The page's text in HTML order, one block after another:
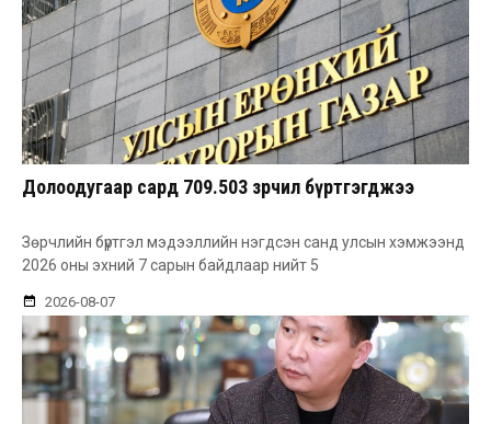
Долоодугаар сард 709.503 зөрчил бүртгэгджээ
Зөрчлийн бүртгэл мэдээллийн нэгдсэн санд улсын хэмжээнд
2026 оны эхний 7 сарын байдлаар нийт 5
2026-08-07